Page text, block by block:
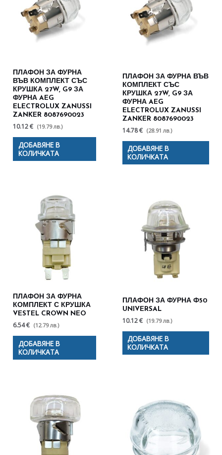
ПЛАФОН ЗА ФУРНА
ВЪВ КОМПЛЕКТ СЪС
КРУШКА 27W, G9 ЗА
ФУРНА AEG
ELECTROLUX ZANUSSI
ZANKER 8087690023
10.12 € (19.79 лв.)
ДОБАВЯНЕ В
КОЛИЧКАТА
ПЛАФОН ЗА ФУРНА ВЪВ
КОМПЛЕКТ СЪС
КРУШКА 27W, G9 ЗА
ФУРНА AEG
ELECTROLUX ZANUSSI
ZANKER 8087690023
14.78 € (28.91 лв.)
ДОБАВЯНЕ В
КОЛИЧКАТА
ПЛАФОН ЗА ФУРНА
КОМПЛЕКТ С КРУШКА
VESTEL CROWN NEO
6.54 € (12.79 лв.)
ДОБАВЯНЕ В
КОЛИЧКАТА
ПЛАФОН ЗА ФУРНА Ф50
UNIVERSAL
10.12 € (19.79 лв.)
ДОБАВЯНЕ В
КОЛИЧКАТА